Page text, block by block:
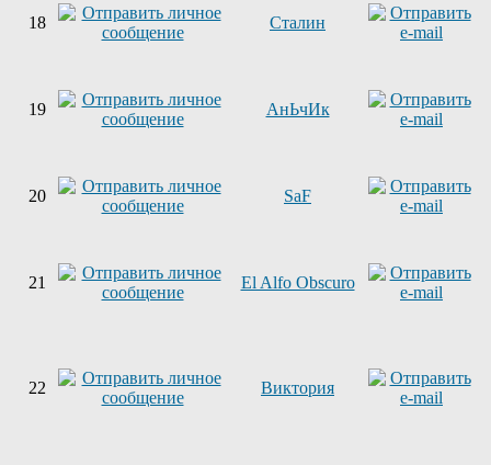
18 Сталин
19 АнЬчИк
20 SaF
21 El Alfo Obscuro
22 Виктория